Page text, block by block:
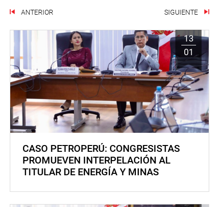
ANTERIOR SIGUIENTE
13
01
CASO PETROPERÚ: CONGRESISTAS
PROMUEVEN INTERPELACIÓN AL
TITULAR DE ENERGÍA Y MINAS